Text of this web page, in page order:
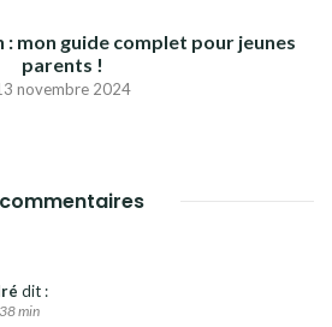
: mon guide complet pour jeunes
parents !
novembre 2024
dit :
min